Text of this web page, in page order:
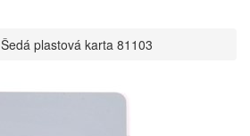
Šedá plastová karta 81103